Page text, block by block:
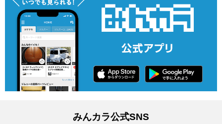
みんカラ公式SNS